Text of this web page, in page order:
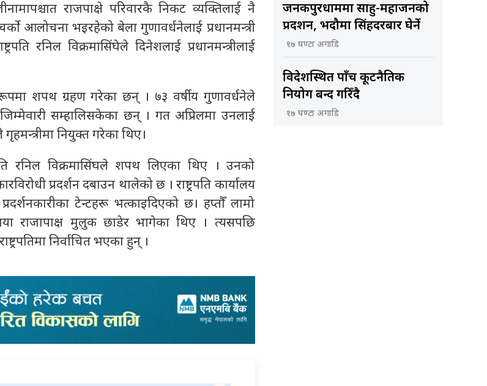
राजपाक्षे परिवारकै निकट व्यक्तिलाई नै
आलोचना भइरहेको बेला गुणावर्धनेलाई प्रधानमन्त्री
रनिल विक्रमासिंघेले दिनेशलाई प्रधानमन्त्रीलाई
रूपमा शपथ ग्रहण गरेका छन् । ७३ वर्षीय गुणावर्धनेले
सम्हालिसकेका छन् । गत अप्रिलमा उनलाई
गृहमन्त्रीमा नियुक्त गरेका थिए।
रनिल विक्रमासिंघले शपथ लिएका थिए । उनको
प्रदर्शन दबाउन थालेको छ । राष्ट्रपति कार्यालय
टेन्टहरू भत्काइदिएको छ। हप्तौँ लामो
राजापाक्ष मुलुक छाडेर भागेका थिए । त्यसपछि
निर्वाचित भएका हुन् ।
जनकपुरधाममा साहु-महाजनको
प्रदर्शन, भदौमा सिंहदरबार घेर्ने
१७ घण्टा अगाडि
विदेशस्थित पाँच कूटनैतिक
नियोग बन्द गरिँदै
१७ घण्टा अगाडि